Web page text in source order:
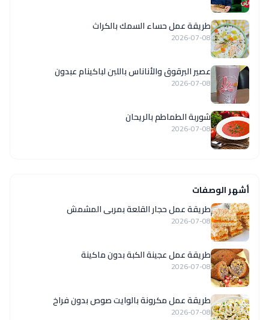
طريقة عمل حساء السمك بالكراث
2026-07-08
عصير البرقوق والأناناس باللبن لباكينام عبدون
2026-07-08
شوربة الطماطم بالريحان
2026-07-08
أشهر الوصفات
طريقة عمل حجار القلعة بمربى المشمش
2026-07-08
طريقة عمل عجينة الكبة بدون ماكينة
2026-07-08
طريقة عمل مكرونة بالوايت صوص بدون فراخ
2026-07-08